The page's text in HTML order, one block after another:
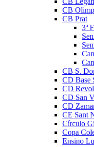
CB
CB Prat
3ª
CB S.
CD Base
CD
CD San
CD
CE Sant
Círculo
Copa
Ensino